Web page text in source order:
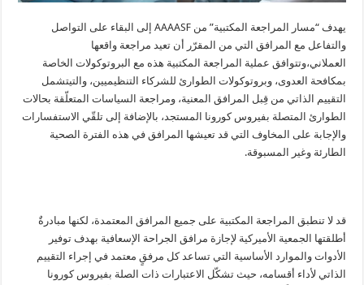
يهدف “مسار المراجعة المكتبية” من AAAASFإلى البقاء على التواصل
والتفاعل مع المرافق التي من المقرّر أن تعيد مراجعة واقعها
العملاني،وتتوافق عملية المراجعة المكتبية هذه مع البروتوكولات الخاصة
بمكافحة العدوى، وبروتوكولات الطوارئ للشركاء التنظيميين، والتيتشمل
التقييم الذاتي من قِبل المرافق المعنية، ومراجعة السياسات المتعلّقة بحالات
الطوارئ المتصلة بفيروس كورونا المستجد، بالإضافة إلى تلقّي الاستفسارات
والإجابة على المخاوف التي قد تعيشها المرافق في هذه الفترة الصحية
الطارئة وغير المسبوقة.
قد لا تنطبق المراجعة المكتبية على جميع المرافق المعتمدة، لكنها مبادرةٌ
أطلقتها الجمعية الأميركية لإجازة مرافق الجراحة الإسعافية بهدف توفير
الأدوات والموارد الأساسية التي تساعد كل مرفقٍ معتمد في إجراء التقييم
الذاتي لأداء أقسامه، حيث تشكّل الاعتبارات ذات الصلة بفيروس كورونا